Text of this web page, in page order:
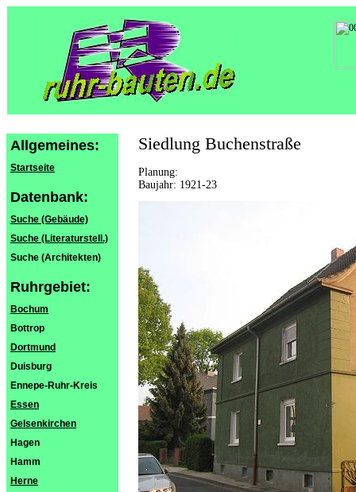
Allgemeines:
Startseite
Datenbank:
Suche (Gebäude)
Suche (Literaturstell.)
Suche (Architekten)
Ruhrgebiet:
Bochum
Bottrop
Dortmund
Duisburg
Ennepe-Ruhr-Kreis
Essen
Gelsenkirchen
Hagen
Hamm
Herne
Siedlung Buchenstraße
Planung:
Baujahr: 1921-23